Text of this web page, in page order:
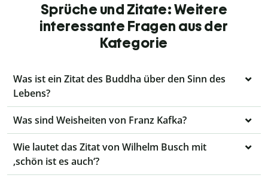
Sprüche und Zitate: Weitere
interessante Fragen aus der
Kategorie
Was ist ein Zitat des Buddha über den Sinn des
Lebens?
Was sind Weisheiten von Franz Kafka?
Wie lautet das Zitat von Wilhelm Busch mit
‚schön ist es auch‘?